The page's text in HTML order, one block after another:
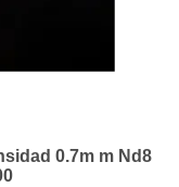
0.7m m Nd8